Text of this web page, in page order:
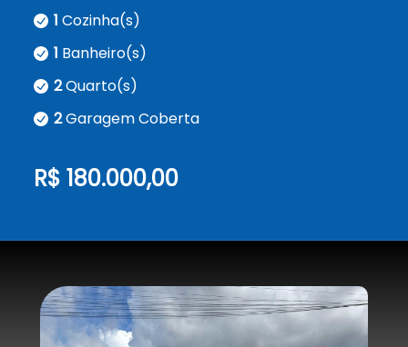
1 Cozinha(s)
1 Banheiro(s)
2Quarto(s)
2Garagem Coberta
R$ 180.000,00